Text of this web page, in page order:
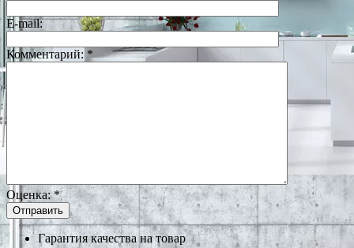
E-mail:
Комментарий: *
Оценка:*
Гарантия качества на товар